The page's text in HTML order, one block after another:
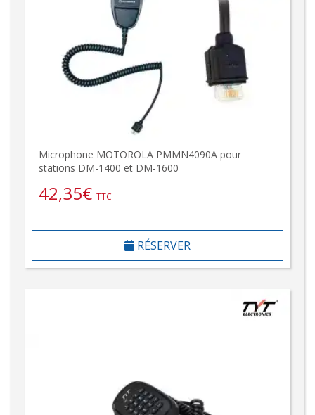
Microphone MOTOROLA PMMN4090A pour
stations DM-1400 et DM-1600
42,35€ TTC
RÉSERVER